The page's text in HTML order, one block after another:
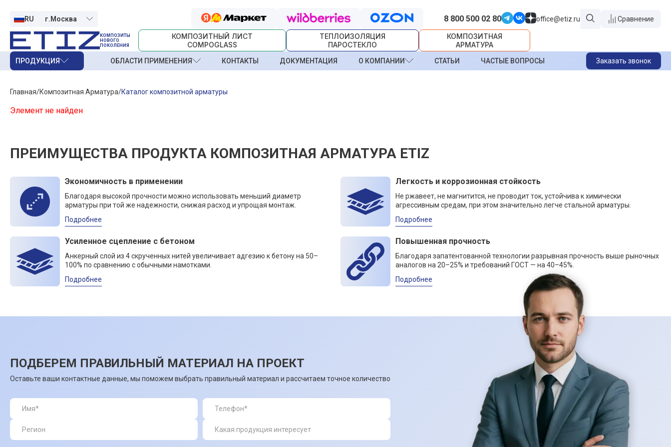
RU 8 800 500 02 80 office@etiz.ru Сравнение
КОМПОЗИТЫ
НОВОГО
ПОКОЛЕНИЯ
КОМПОЗИТНЫЙ ЛИСТ
COMPOGLASS
ТЕПЛОИЗОЛЯЦИЯ
ПАРОСТЕКЛО
КОМПОЗИТНАЯ
АРМАТУРА
ПРОДУКЦИЯ ОБЛАСТИ ПРИМЕНЕНИЯ КОНТАКТЫ ДОКУМЕНТАЦИЯ О КОМПАНИИ СТАТЬИ ЧАСТЫЕ ВОПРОСЫ Заказать звонок
Главная Композитная Арматура Каталог композитной арматуры
Элемент не найден
ПРЕИМУЩЕСТВА ПРОДУКТА КОМПОЗИТНАЯ АРМАТУРА ETIZ
Экономичность в применении
Благодаря высокой прочности можно использовать меньший диаметр
арматуры при той же надежности, снижая расход и упрощая монтаж.
Подробнее
Легкость и коррозионная стойкость
Не ржавеет, не магнитится, не проводит ток, устойчива к химически
агрессивным средам, при этом значительно легче стальной арматуры.
Подробнее
Усиленное сцепление с бетоном
Анкерный слой из 4 скрученных нитей увеличивает адгезию к бетону на 50–
100% по сравнению с обычными намотками.
Подробнее
Повышенная прочность
Благодаря запатентованной технологии разрывная прочность выше рыночных
аналогов на 20–25% и требований ГОСТ — на 40–45%.
Подробнее
ПОДБЕРЕМ ПРАВИЛЬНЫЙ МАТЕРИАЛ НА ПРОЕКТ
Оставьте ваши контактные данные, мы поможем выбрать правильный материал и рассчитаем точное количество